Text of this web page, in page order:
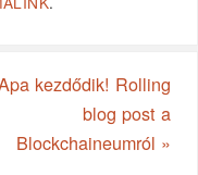
kezdődik! Rolling
blog post a
Blockchaineumról »